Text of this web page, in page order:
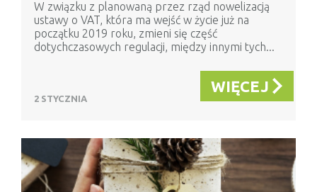
W związku z planowaną przez rząd nowelizacją
ustawy o VAT, która ma wejść w życie już na
początku 2019 roku, zmieni się część
dotychczasowych regulacji, między innymi tych...
2 STYCZNIA
WIĘCEJ